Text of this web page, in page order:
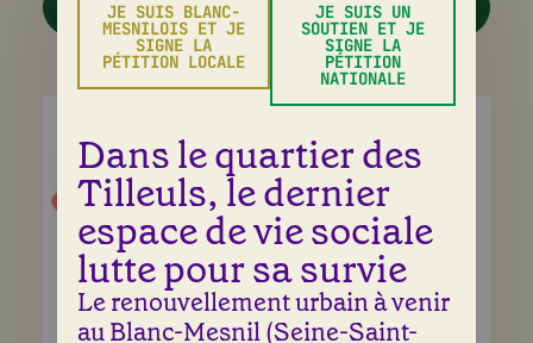
DÉCIDER AVEC LES HABITANTS"
JE SUIS BLANC-
MESNILOIS ET JE
SIGNE LA
PÉTITION LOCALE
JE SUIS UN
SOUTIEN ET JE
SIGNE LA
PÉTITION
NATIONALE
Dans le quartier des
Tilleuls, le dernier
espace de vie sociale
lutte pour sa survie
Le renouvellement urbain à venir
au Blanc-Mesnil (Seine-Saint-